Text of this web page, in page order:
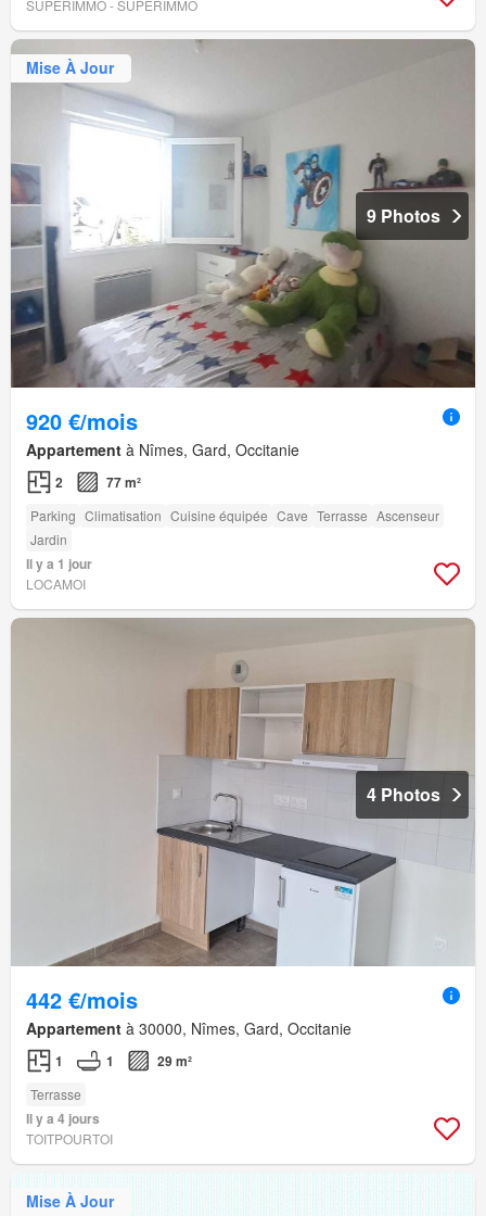
SUPERIMMO - SUPERIMMO
Mise À Jour
9 Photos
920 €/mois
Appartement à Nîmes, Gard, Occitanie
2 77 m²
Parking Climatisation Cuisine équipée Cave Terrasse Ascenseur
Jardin
Il y a 1 jour
LOCAMOI
4 Photos
442 €/mois
Appartement à 30000, Nîmes, Gard, Occitanie
1 1 29 m²
Terrasse
Il y a 4 jours
TOITPOURTOI
Mise À Jour